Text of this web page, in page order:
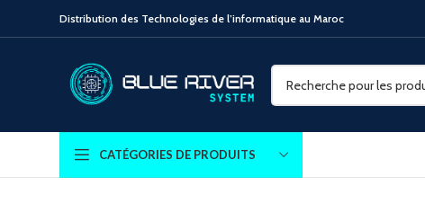
Distribution des Technologies de l’informatique au Maroc
CATÉGORIES DE PRODUITS